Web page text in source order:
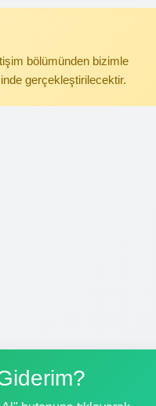
bölümünden bizimle
gerçekleştirilecektir.